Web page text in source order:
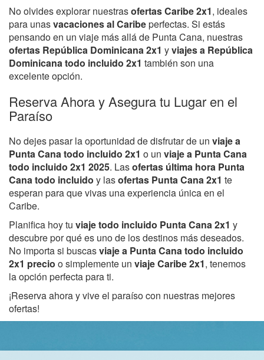
No olvides explorar nuestrasofertas Caribe 2x1, ideales
para unasvacaciones al Caribeperfectas. Si estás
pensando en un viaje más allá de Punta Cana, nuestras
ofertas República Dominicana 2x1 yviajes a República
Dominicana todo incluido 2x1 también son una
excelente opción.
Reserva Ahora y Asegura tu Lugar en el
Paraíso
No dejes pasar la oportunidad de disfrutar de un viaje a
Punta Cana todo incluido 2x1 o un viaje a Punta Cana
todo incluido 2x1 2025. Lasofertas última hora Punta
Cana todo incluido y lasofertas Punta Cana 2x1 te
esperan para que vivas una experiencia única en el
Caribe.
Planifica hoy tu viaje todo incluido Punta Cana 2x1 y
descubre por qué es uno de los destinos más deseados.
No importa si buscasviaje a Punta Cana todo incluido
2x1 precio o simplemente un viaje Caribe 2x1, tenemos
la opción perfecta para ti.
¡Reserva ahora y vive el paraíso con nuestras mejores
ofertas!